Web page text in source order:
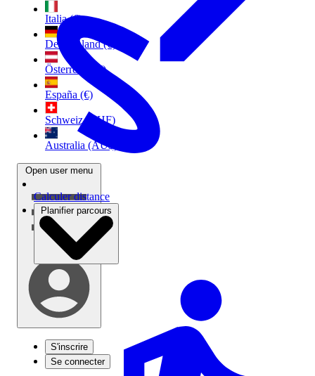
Italia (€)
Deutschland (€)
Österreich (€)
España (€)
Schweiz (CHF)
Australia (AU$)
Open user menu
S'inscrire
Se connecter
Calculer distance
Planifier parcours